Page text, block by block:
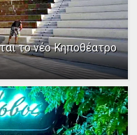
το νέο Κηποθέατρο